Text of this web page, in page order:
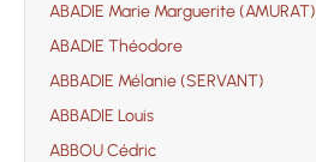
ABADIE Marie Marguerite (AMURAT)
ABADIE Théodore
ABBADIE Mélanie (SERVANT)
ABBADIE Louis
ABBOU Cédric